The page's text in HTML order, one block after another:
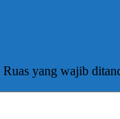
Ruas yang wajib